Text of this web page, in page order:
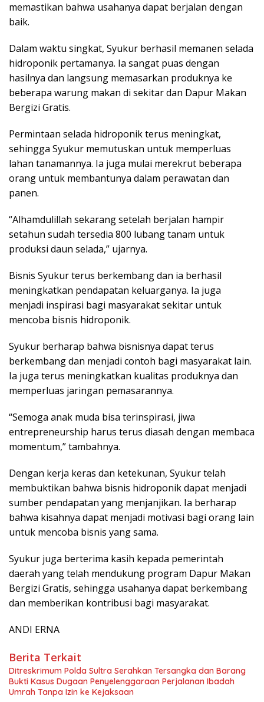
memastikan bahwa usahanya dapat berjalan dengan
baik.
Dalam waktu singkat, Syukur berhasil memanen selada
hidroponik pertamanya. Ia sangat puas dengan
hasilnya dan langsung memasarkan produknya ke
beberapa warung makan di sekitar dan Dapur Makan
Bergizi Gratis.
Permintaan selada hidroponik terus meningkat,
sehingga Syukur memutuskan untuk memperluas
lahan tanamannya. Ia juga mulai merekrut beberapa
orang untuk membantunya dalam perawatan dan
panen.
“Alhamdulillah sekarang setelah berjalan hampir
setahun sudah tersedia 800 lubang tanam untuk
produksi daun selada,” ujarnya.
Bisnis Syukur terus berkembang dan ia berhasil
meningkatkan pendapatan keluarganya. Ia juga
menjadi inspirasi bagi masyarakat sekitar untuk
mencoba bisnis hidroponik.
Syukur berharap bahwa bisnisnya dapat terus
berkembang dan menjadi contoh bagi masyarakat lain.
Ia juga terus meningkatkan kualitas produknya dan
memperluas jaringan pemasarannya.
“Semoga anak muda bisa terinspirasi, jiwa
entrepreneurship harus terus diasah dengan membaca
momentum,” tambahnya.
Dengan kerja keras dan ketekunan, Syukur telah
membuktikan bahwa bisnis hidroponik dapat menjadi
sumber pendapatan yang menjanjikan. Ia berharap
bahwa kisahnya dapat menjadi motivasi bagi orang lain
untuk mencoba bisnis yang sama.
Syukur juga berterima kasih kepada pemerintah
daerah yang telah mendukung program Dapur Makan
Bergizi Gratis, sehingga usahanya dapat berkembang
dan memberikan kontribusi bagi masyarakat.
ANDI ERNA
Berita Terkait
Ditreskrimum Polda Sultra Serahkan Tersangka dan Barang
Bukti Kasus Dugaan Penyelenggaraan Perjalanan Ibadah
Umrah Tanpa Izin ke Kejaksaan